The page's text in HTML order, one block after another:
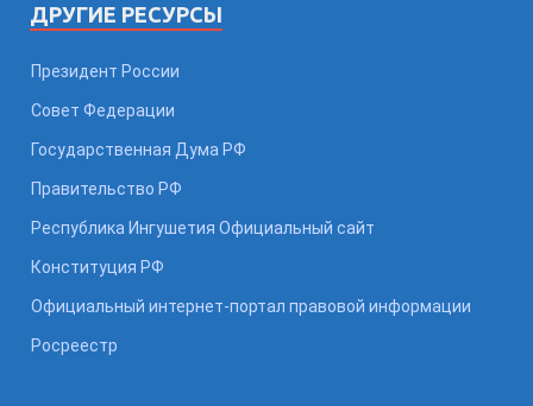
ДРУГИЕ РЕСУРСЫ
Президент России
Совет Федерации
Государственная Дума РФ
Правительство РФ
Республика Ингушетия Официальный сайт
Конституция РФ
Официальный интернет-портал правовой информации
Росреестр